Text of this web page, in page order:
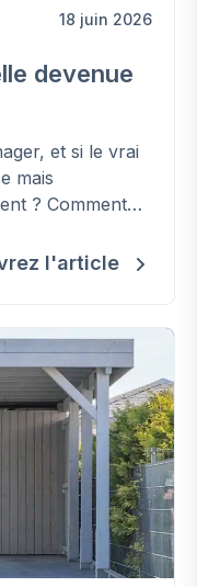
18 juin 2026
devenue
et si le vrai
mais
? Comment
l'article